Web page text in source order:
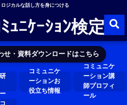
ジカルな話し方を身につける
ｭﾆｹｰｼｮﾝ検定
せ・資料ダウンロードはこちら
コミュニケ
ーションお
役立ち情報
コミュニケ
ーション講
師プロフィ
ール